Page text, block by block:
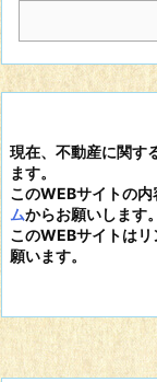
現在、不動産に関す
ます。
このWEBサイトの
ムからお願いします。
このWEBサイトは
願います。